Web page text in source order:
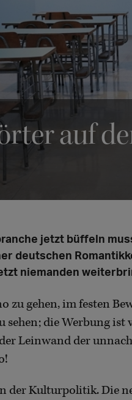
auf
jetzt büffeln
deutschen
niemanden
zu gehen, im festen
die Werbung ist
Leinwand der
der Kulturpolitik. Die